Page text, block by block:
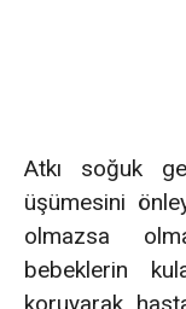
Atkı soğuk
üşümesini
olmazsa
bebeklerin